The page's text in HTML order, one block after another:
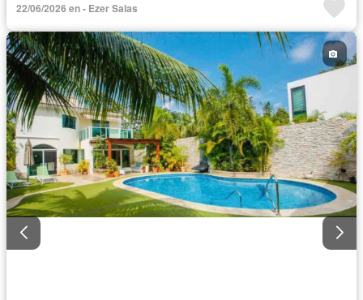
Jacuzzi
Agua Cuarto de Limpieza
Zonas verdes
Caseta de vigilancia
Recámara con closet
Despacho
Wifi Sin amueblar
22/06/2026 en - Ezer Salas